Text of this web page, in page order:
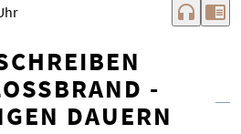
headphones chrome_reader_mode
-
DAUERN